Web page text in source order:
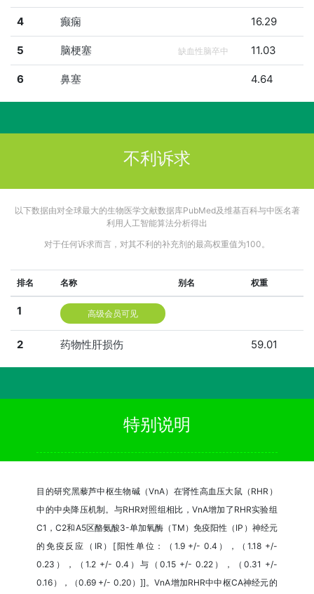
4 癫痫 16.29
5 脑梗塞 缺血性脑卒中 11.03
6 鼻塞 4.64
不利诉求
以下数据由对全球最大的生物医学文献数据库PubMed及维基百科与中医名著
利用人工智能算法分析得出
对于任何诉求而言，对其不利的补充剂的最高权重值为100。
排名 名称 别名 权重
1 高级会员可见
2 药物性肝损伤 59.01
特别说明
目的研究黑藜芦中枢生物碱（VnA）在肾性高血压大鼠（RHR）
中的中央降压机制。与RHR对照组相比，VnA增加了RHR实验组
C1，C2和A5区酪氨酸3-单加氧酶（TM）免疫阳性（IP）神经元
的免疫反应（IR）[阳性单位：（1.9 +/- 0.4），（1.18 +/-
0.23），（1.2 +/- 0.4）与（0.15 +/- 0.22），（0.31 +/-
0.16），（0.69 +/- 0.20）]]。VnA增加RHR中中枢CA神经元的